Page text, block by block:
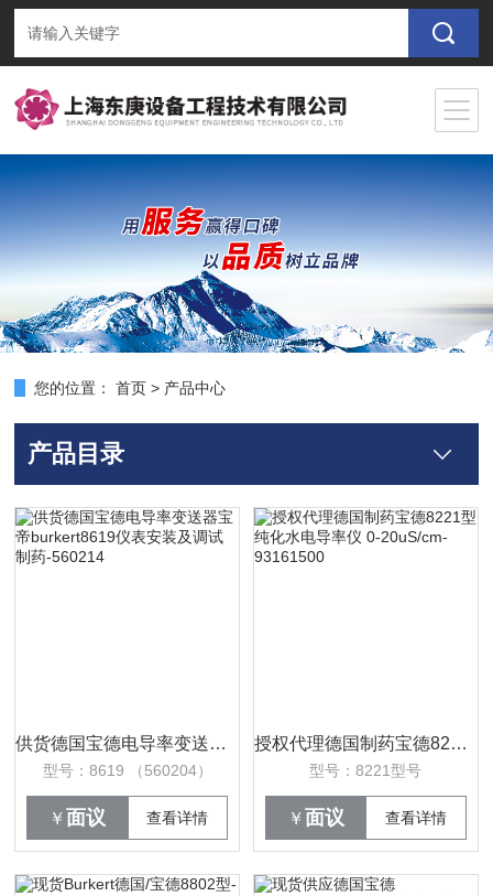
您的位置： 首页 > 产品中心
产品目录
供货德国宝德电导率变送器宝帝burkert8619仪表安装及调试制药-560214
型号：8619 （560204）
￥ 面议 查看详情
授权代理德国制药宝德8221型纯化水电导率仪 0-20uS/cm-93161500
型号：8221型号
￥ 面议 查看详情